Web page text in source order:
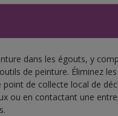
dans les égouts, y
de peinture. Éliminez
de collecte local de
ou en contactant une